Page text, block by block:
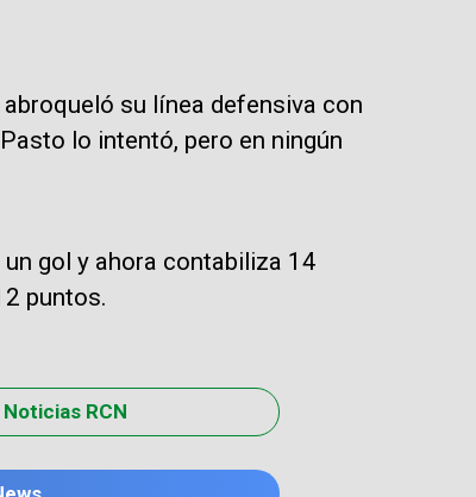
su línea defensiva con
lo intentó, pero en ningún
gol y ahora contabiliza 14
puntos.
RCN